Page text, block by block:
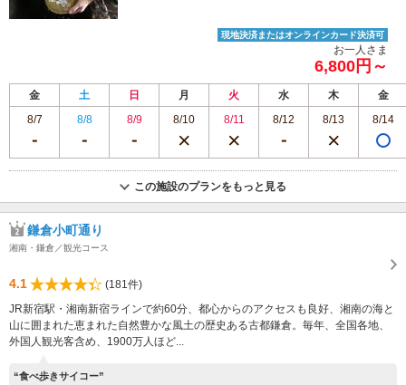
現地決済またはオンラインカード決済可
お一人さま
6,800円～
金 土 日 月 火 水 木
金
8/7
8/8 8/9 8/10 8/11 8/12 8/13 8/14
この施設のプランをもっと見る
鎌倉小町通り
湘南・鎌倉／観光コース
4.1
(181件)
JR新宿駅・湘南新宿ラインで約60分、都心からのアクセスも良好、湘南の海と
山に囲まれた恵まれた自然豊かな風土の歴史ある古都鎌倉。毎年、全国各地、
外国人観光客含め、1900万人ほど...
“食べ歩きサイコー”